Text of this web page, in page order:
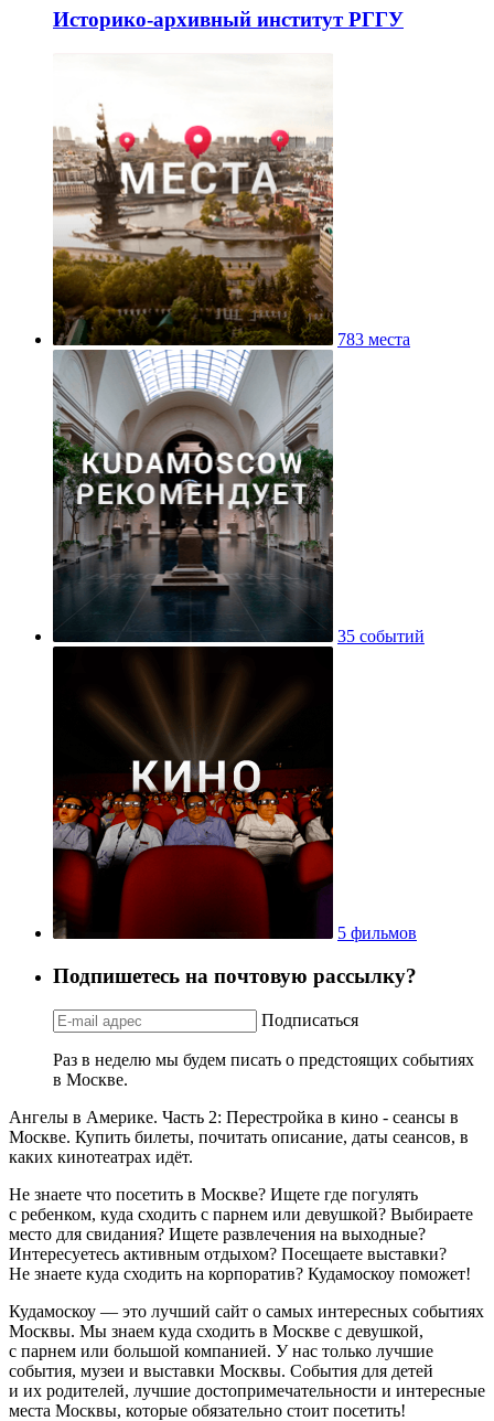
Историко-архивный институт РГГУ
783 места
35 событий
5 фильмов
Подпишетесь на почтовую рассылку?
Подписаться
Раз в неделю мы будем писать о предстоящих событиях
в Москве.
Ангелы в Америке. Часть 2: Перестройка в кино - сеансы в
Москве. Купить билеты, почитать описание, даты сеансов, в
каких кинотеатрах идёт.
Не знаете что посетить в Москве? Ищете где погулять
с ребенком, куда сходить с парнем или девушкой? Выбираете
место для свидания? Ищете развлечения на выходные?
Интересуетесь активным отдыхом? Посещаете выставки?
Не знаете куда сходить на корпоратив? Кудамоскоу поможет!
Кудамоскоу — это лучший сайт о самых интересных событиях
Москвы. Мы знаем куда сходить в Москве с девушкой,
с парнем или большой компанией. У нас только лучшие
события, музеи и выставки Москвы. События для детей
и их родителей, лучшие достопримечательности и интересные
места Москвы, которые обязательно стоит посетить!